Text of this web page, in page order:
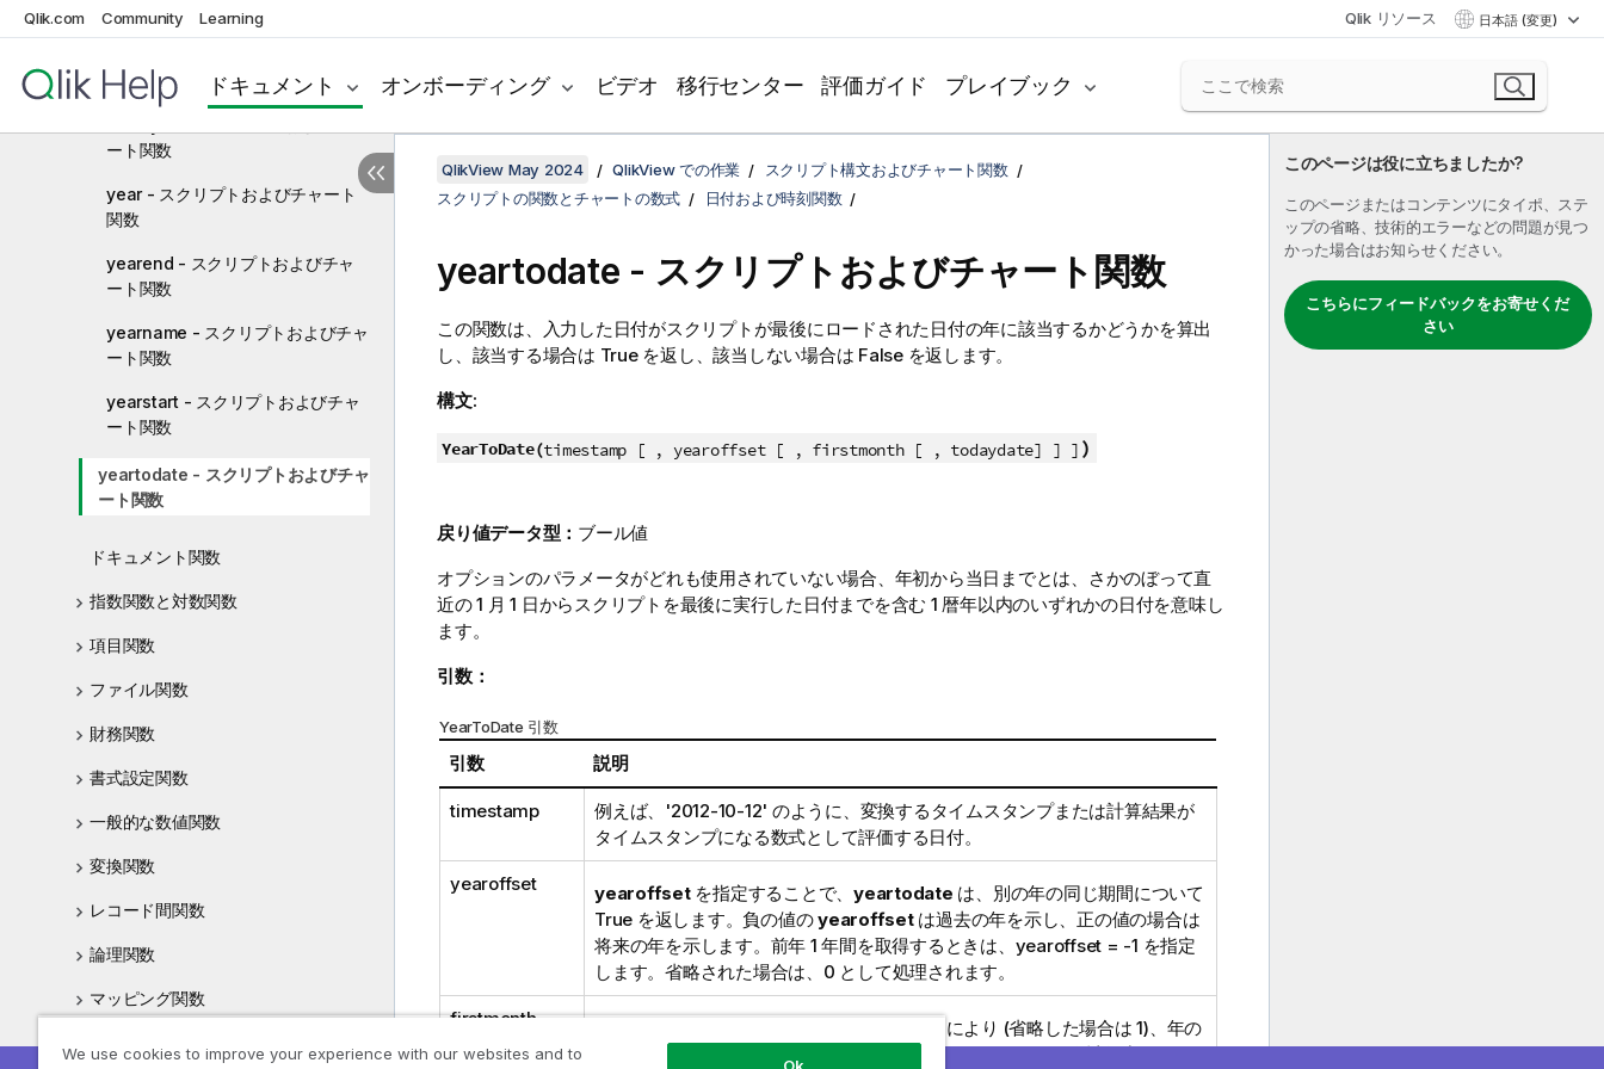
Qlik.com Community Learning Qlik リソース 日本語 (変更)
ドキュメント オンボーディング ビデオ 移行センター 評価ガイド プレイブック
ャート関数
ート関数
ート関数
year - スクリプトおよびチャート
関数
yearend - スクリプトおよびチャ
ート関数
yearname - スクリプトおよびチャ
ート関数
yearstart - スクリプトおよびチャ
ート関数
yeartodate - スクリプトおよびチャ
ート関数
ドキュメント関数
指数関数と対数関数
項目関数
ファイル関数
財務関数
書式設定関数
一般的な数値関数
変換関数
レコード間関数
論理関数
マッピング関数
このページは役に立ちましたか?
このページまたはコンテンツにタイポ、ステ
ップの省略、技術的エラーなどの問題が見つ
かった場合はお知らせください。
こちらにフィードバックをお寄せくだ
さい
QlikView May 2024 QlikView での作業
スクリプト構文およびチャート関数
スクリプトの関数とチャートの数式
日付および時刻関数
yeartodate - スクリプトおよびチャート関数
この関数は、入力した日付がスクリプトが最後にロードされた日付の年に該当するかどうかを算出
し、該当する場合は Trueを返し、該当しない場合は Falseを返します。
構文:
YearToDate(timestamp [ , yearoffset [ , firstmonth [ , todaydate] ] ] )
戻り値データ型： ブール値
オプションのパラメータがどれも使用されていない場合、年初から当日までとは、さかのぼって直
近の 1 月 1 日からスクリプトを最後に実行した日付までを含む 1 暦年以内のいずれかの日付を意味し
ます。
引数：
YearToDate 引数
引数 説明
timestamp
例えば、'2012-10-12' のように、変換するタイムスタンプまたは計算結果が
タイムスタンプになる数式として評価する日付。
yearoffset yearoffsetを指定することで、 yeartodate は、別の年の同じ期間について
True を返します。負の値のyearoffsetは過去の年を示し、正の値の場合は
将来の年を示します。前年 1 年間を取得するときは、 yearoffset = -1 を指定
します。省略された場合は、0 として処理されます。
firstmonth
を 1 から 12 の間で指定することにより (省略した場合は 1)、年の
始めを任意の月の 1 日に移動することができます。例えば、会計年度を 5 月 1
We use cookies to improve your experience with our websites and to